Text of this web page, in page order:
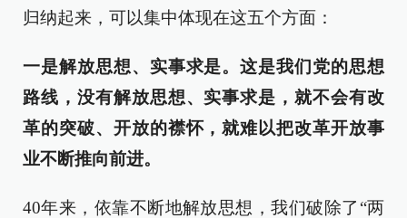
归纳起来，可以集中体现在这五个方面：
一是解放思想、实事求是。这是我们党的思想
路线，没有解放思想、实事求是，就不会有改
革的突破、开放的襟怀，就难以把改革开放事
业不断推向前进。
40年来，依靠不断地解放思想，我们破除了“两